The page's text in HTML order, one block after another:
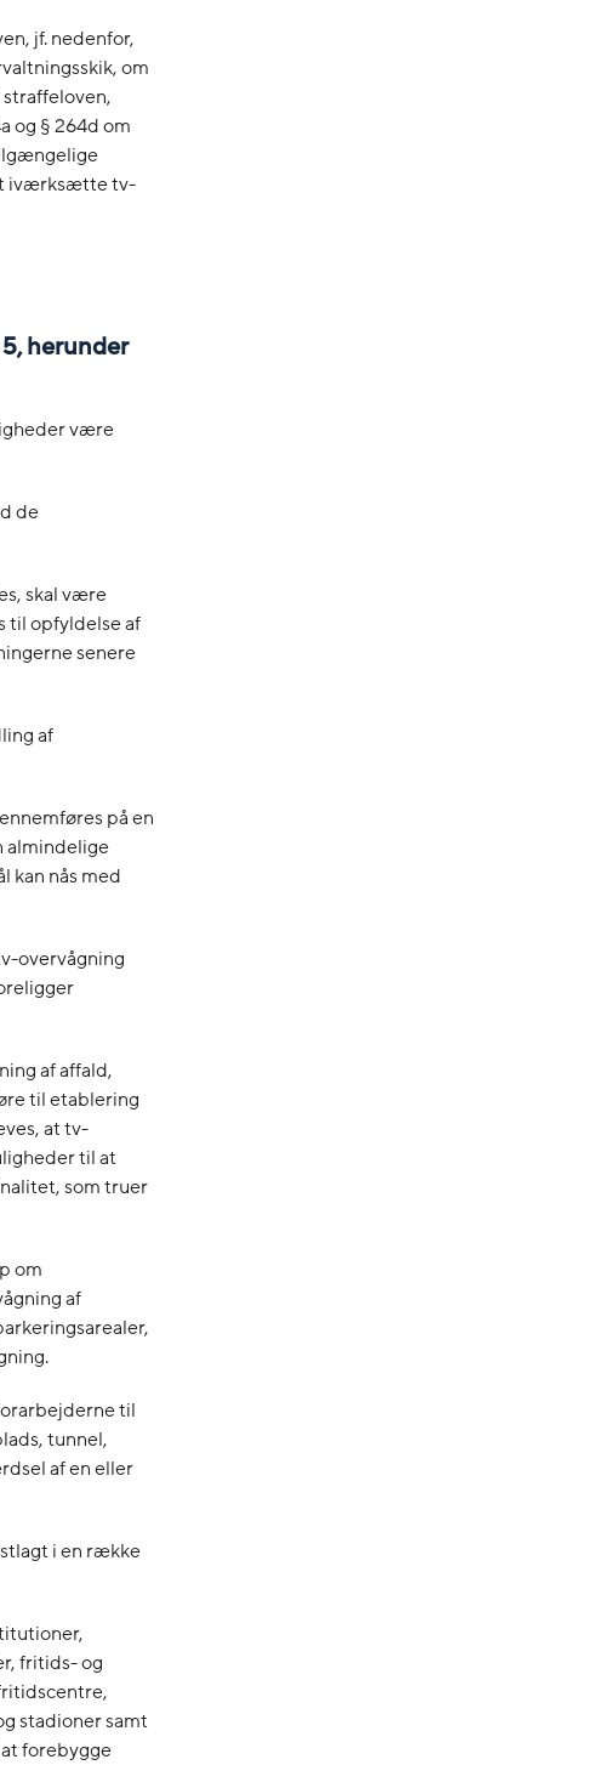
jf. nedenfor,
om
og § 264d om
iværksætte tv-
herunder
være
de
skal være
til opfyldelse af
senere
af
på en
almindelige
kan nås med
overvågning
af affald,
til etablering
at tv-
til at
som truer
om
af
til
tunnel,
af en eller
i en række
fritids- og
stadioner samt
forebygge